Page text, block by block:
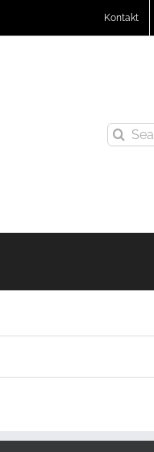
Kontakt
Search
for: